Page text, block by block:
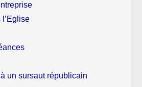
un sursaut républicain